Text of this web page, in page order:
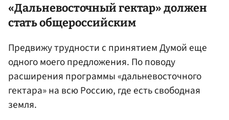
«Дальневосточный гектар» должен
стать общероссийским
Предвижу трудности с принятием Думой еще
одного моего предложения. По поводу
расширения программы «дальневосточного
гектара» на всю Россию, где есть свободная
земля.